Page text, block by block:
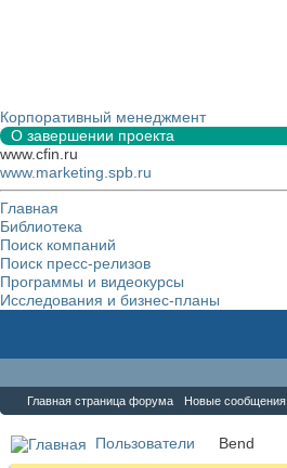
Корпоративный менеджмент
О завершении проекта
www.cfin.ru
www.marketing.spb.ru
Главная
Библиотека
Поиск компаний
Поиск пресс-релизов
Программы и видеокурсы
Исследования и бизнес-планы
Главная страница форума Новые сообщения
Пользователи Bend